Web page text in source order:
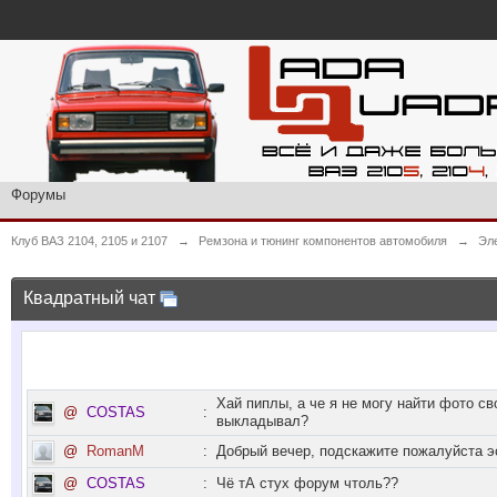
Форумы
Клуб ВАЗ 2104, 2105 и 2107 → Ремзона и тюнинг компонентов автомобиля →
Квадратный чат
@ COSTAS :
Хай пиплы, а че я не могу найти фото
выкладывал?
@
RomanM :
Добрый вечер, подскажите пожалуйста
@ COSTAS :
Чё тА стух форум чтоль??